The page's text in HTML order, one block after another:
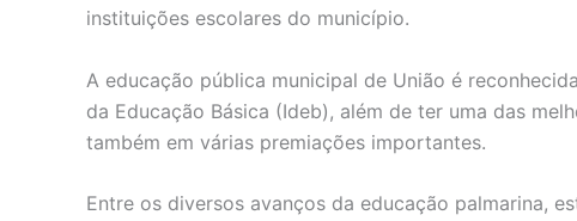
instituições escolares do município.
A educação pública municipal de União é
da Educação Básica (Ideb), além de ter uma das
também em várias premiações importantes.
Entre os diversos avanços da educação palmarina,